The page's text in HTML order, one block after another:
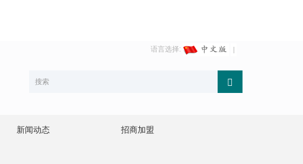
语言选择:
新闻动态 招商加盟